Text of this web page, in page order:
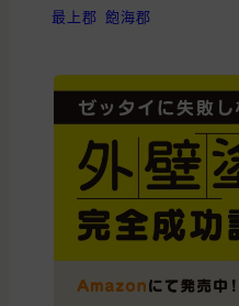
最上郡 飽海郡